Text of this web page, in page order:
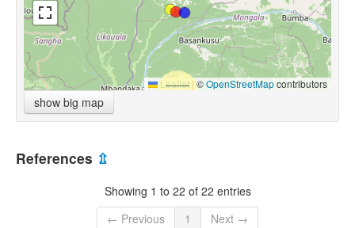
Leaflet |©OpenStreetMapcontributors
show big map
References ⇫
Showing 1 to 22 of 22 entries
← Previous
1
Next →